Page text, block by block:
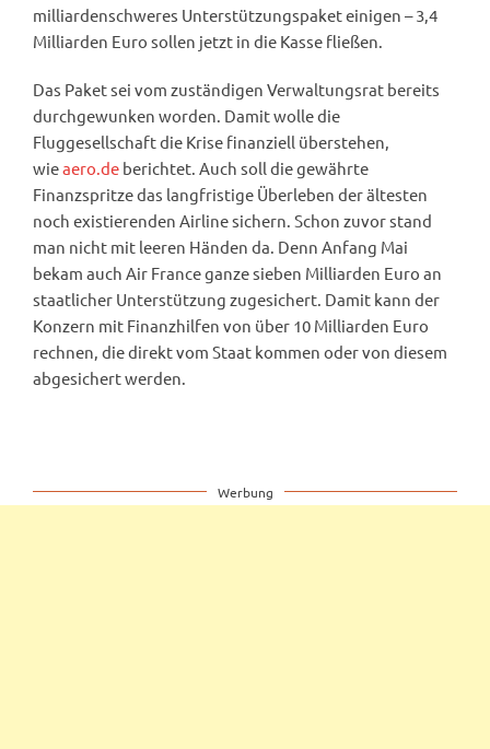
milliardenschweres Unterstützungspaket einigen – 3,4
Milliarden Euro sollen jetzt in die Kasse fließen.
Das Paket sei vom zuständigen Verwaltungsrat bereits
durchgewunken worden. Damit wolle die
Fluggesellschaft die Krise finanziell überstehen,
wieaero.de berichtet. Auch soll die gewährte
Finanzspritze das langfristige Überleben der ältesten
noch existierenden Airline sichern. Schon zuvor stand
man nicht mit leeren Händen da. Denn Anfang Mai
bekam auch Air France ganze sieben Milliarden Euro an
staatlicher Unterstützung zugesichert. Damit kann der
Konzern mit Finanzhilfen von über 10 Milliarden Euro
rechnen, die direkt vom Staat kommen oder von diesem
abgesichert werden.
Werbung